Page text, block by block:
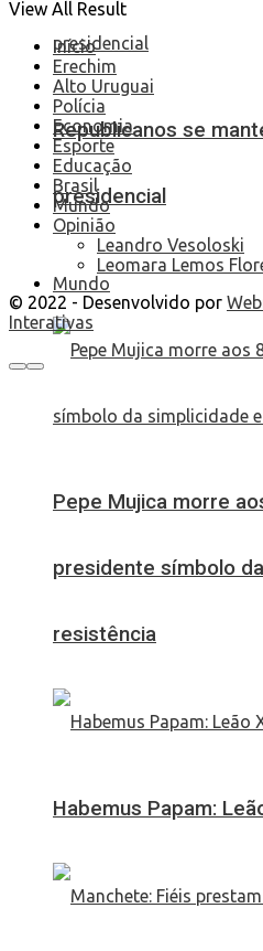
Republicanos se
presidencial
Mundo
Pepe Mujica morre
presidente símbolo
resistência
Habemus Papam:
View All Result
Início
Erechim
Alto Uruguai
Polícia
Economia
Esporte
Educação
Brasil
Mundo
Opinião
Leandro Vesoloski
Leomara Lemos
© 2022 - Desenvolvido por
Interativas